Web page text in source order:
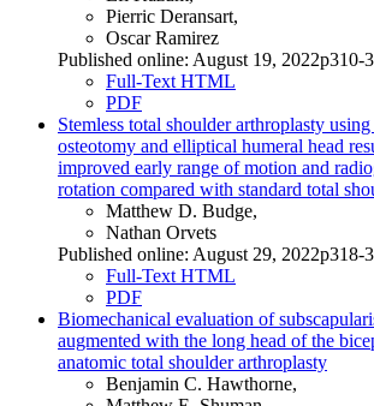
Pierric Deransart,
Oscar Ramirez
Published online: August 19, 2022p310-
Full-Text HTML
PDF
Stemless total shoulder arthroplasty
osteotomy and elliptical humeral head
improved early range of motion and
rotation compared with standard total
Matthew D. Budge,
Nathan Orvets
Published online: August 29, 2022p318-
Full-Text HTML
PDF
Biomechanical evaluation of
augmented with the long head of the
anatomic total shoulder arthroplasty
Benjamin C. Hawthorne,